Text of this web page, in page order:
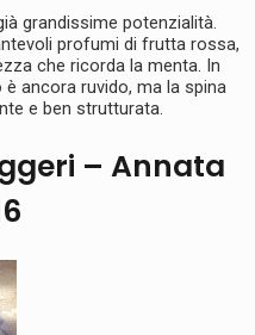
grandissime potenzialità.
profumi di frutta rossa,
che ricorda la menta. In
ancora ruvido, ma la spina
e ben strutturata.
– Annata